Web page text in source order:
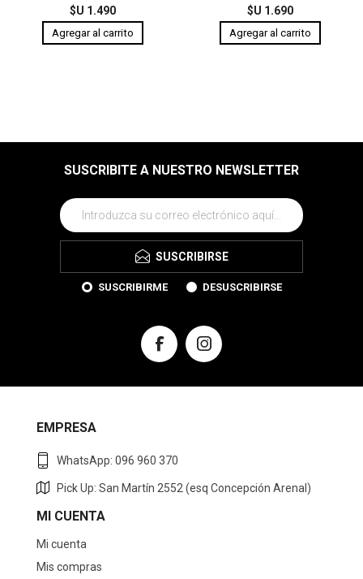
$U 1.490
$U 1.690
SUSCRIBITE A NUESTRO NEWSLETTER
SUSCRIBIRSE
SUSCRIBIRME DESUSCRIBIRSE
EMPRESA
WhatsApp: 096 960 370
Pick Up: San Martín 2552 (esq Concepción Arenal)
MI CUENTA
Mi cuenta
Mis compras